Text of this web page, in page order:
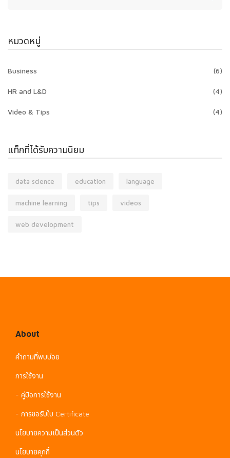
หมวดหมู่
Business (6)
HR and L&D (4)
Video & Tips (4)
แท็กที่ได้รับความนิยม
data science education language
machine learning tips videos
web development
About
คำถามที่พบบ่อย
การใช้งาน
- คู่มือการใช้งาน
- การขอรับใบ Certificate
นโยบายความเป็นส่วนตัว
นโยบายคุกกี้